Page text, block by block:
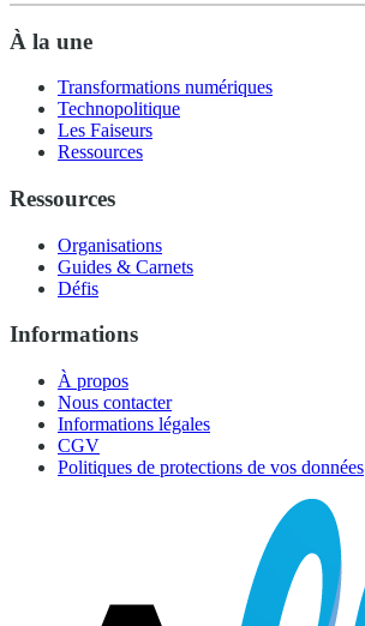
À la une
Transformations numériques
Technopolitique
Les Faiseurs
Ressources
Ressources
Organisations
Guides & Carnets
Défis
Informations
À propos
Nous contacter
Informations légales
CGV
Politiques de protections de vos données